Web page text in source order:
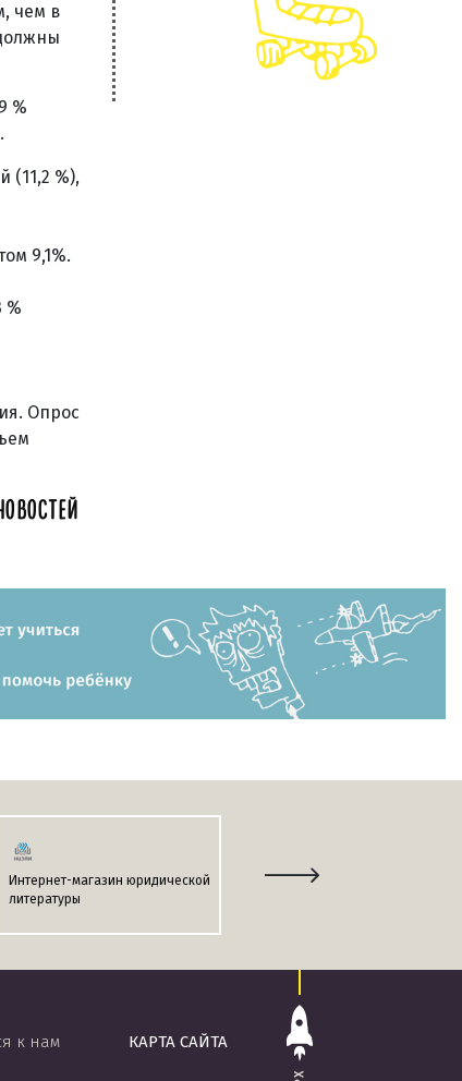
чем в
%
(11,2 %),
9,1%.
%
Опрос
Интернет-магазин юридической
литературы
Информационно-поисковая
КАРТА САЙТА
к нам